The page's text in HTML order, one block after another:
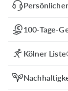
100-Tage-
Kölner